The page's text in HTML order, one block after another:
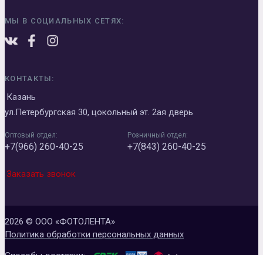
МЫ В СОЦИАЛЬНЫХ СЕТЯХ:
КОНТАКТЫ:
Казань
ул.Петербургская 30, цокольный эт. 2ая дверь
Оптовый отдел:
+7(966) 260-40-25
Розничный отдел:
+7(843) 260-40-25
Заказать звонок
2026 © ООО «ФОТОЛЕНТА»
Политика обработки персональных данных